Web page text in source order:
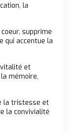
la
supprime
qui accentue la
et
mémoire,
la tristesse et
la convivialité